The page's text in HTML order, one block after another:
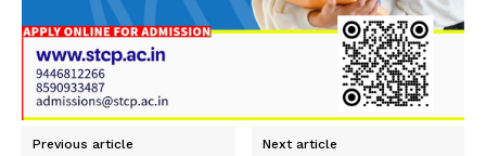
Previous article Next article